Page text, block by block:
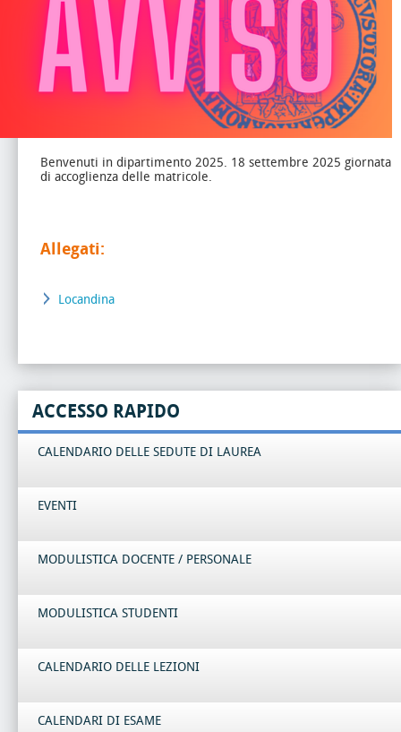
Benvenuti in dipartimento 2025. 18 settembre 2025 giornata
di accoglienza delle matricole.
Allegati:
Locandina
ACCESSO RAPIDO
CALENDARIO DELLE SEDUTE DI LAUREA
EVENTI
MODULISTICA DOCENTE / PERSONALE
MODULISTICA STUDENTI
CALENDARIO DELLE LEZIONI
CALENDARI DI ESAME